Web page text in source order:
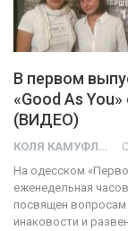
В первом
«Good As
(ВИДЕО)
КОЛЯ КАМУФЛЯЖ
На одесском
еженедельная
посвящен
инаковости и